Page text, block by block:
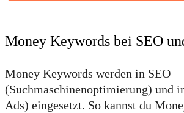
Money Keywords bei SEO
Money Keywords werden in SEO
(Suchmaschinenoptimierung) und
Ads) eingesetzt. So kannst du